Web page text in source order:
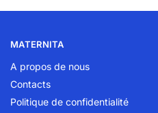
MATERNITA
A propos de nous
Contacts
Politique de confidentialité